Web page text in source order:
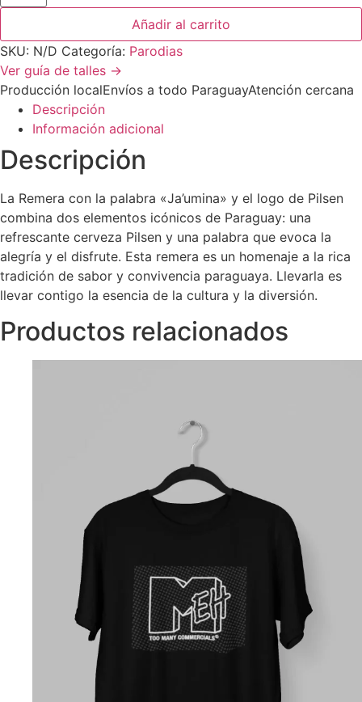
Añadir al carrito
SKU: N/D Categoría: Parodias
Ver guía de talles →
Producción localEnvíos a todo ParaguayAtención cercana
Descripción
Información adicional
Descripción
La Remera con la palabra «Ja’umina» y el logo de Pilsen
combina dos elementos icónicos de Paraguay: una
refrescante cerveza Pilsen y una palabra que evoca la
alegría y el disfrute. Esta remera es un homenaje a la rica
tradición de sabor y convivencia paraguaya. Llevarla es
llevar contigo la esencia de la cultura y la diversión.
Productos relacionados